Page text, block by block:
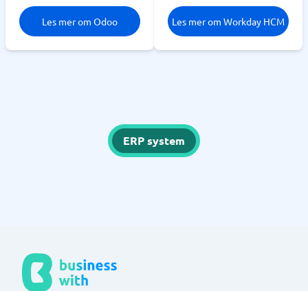
Les mer om Odoo Les mer om Workday HCM
ERP system